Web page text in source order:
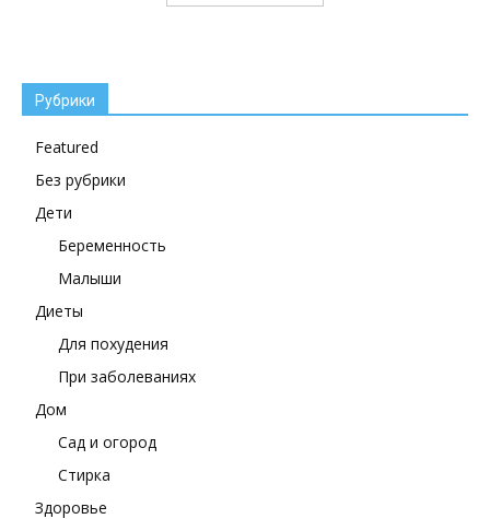
Рубрики
Featured
Без рубрики
Дети
Беременность
Малыши
Диеты
Для похудения
При заболеваниях
Дом
Сад и огород
Стирка
Здоровье